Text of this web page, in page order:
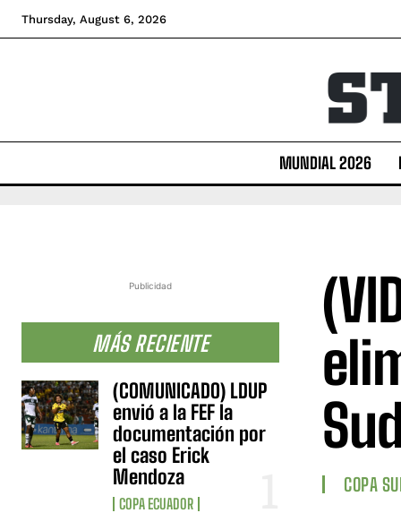
Thursday, August 6, 2026
MUNDIAL 2026
Publicidad
MÁS RECIENTE
(COMUNICADO) LDUP
envió a la FEF la
documentación por
el caso Erick
Mendoza
COPA ECUADOR
COPA